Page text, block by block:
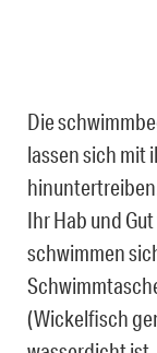
Die
lassen sich mit
Ihr Hab und
schwimmen
(Wickelfisch